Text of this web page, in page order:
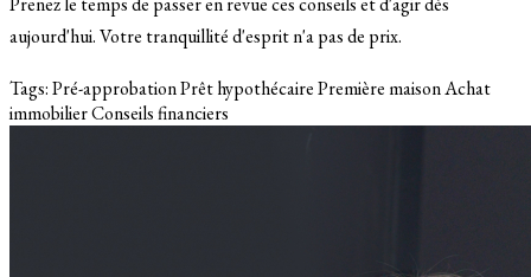
aujourd'hui. Votre tranquillité d'esprit n'a pas de prix.
Tags:Pré-approbationPrêt hypothécairePremière maisonAchat
immobilierConseils financiers